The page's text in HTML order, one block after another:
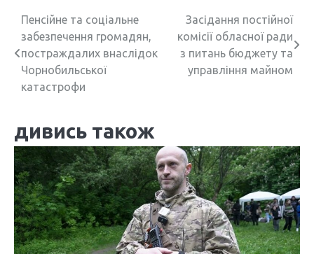
Н
а
в
г
а
ц
і
я
з
Пенсійне та соціальне
забезпечення громадян,
постраждалих внаслідок
Чорнобильської
катастрофи
Засідання постійної
комісії обласної ради
з питань бюджету та
управління майном
дивись також